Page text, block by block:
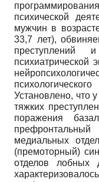
психической
мужчин в
33,7 лет),
преступлений
психиатрической
Установлено, что
тяжких
поражения
медиальных
(премоторный)
отделов лобных